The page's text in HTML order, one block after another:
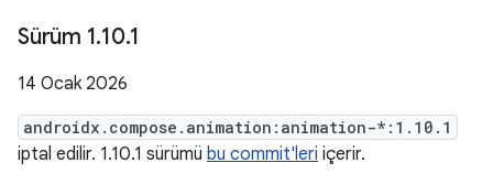
Sürüm 1.10.1
14 Ocak 2026
androidx.compose.animation:animation-*:1.10.1
iptal edilir. 1.10.1 sürümü bu commit'leri içerir.